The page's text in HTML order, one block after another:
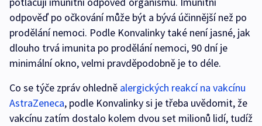
odpověď po očkování může být a bývá účinnější než po
prodělání nemoci. Podle Konvalinky také není jasné, jak
dlouho trvá imunita po prodělání nemoci, 90 dní je
minimální okno, velmi pravděpodobně je to déle.
Co se týče zpráv ohledně alergických reakcí na vakcínu
AstraZeneca, podle Konvalinky si je třeba uvědomit, že
vakcínu zatím dostalo kolem dvou set milionů lidí, tudíž